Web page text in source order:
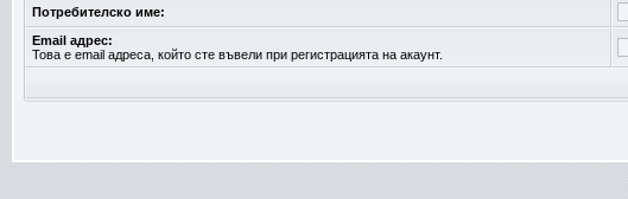
Потребителско име:
Email адрес:
Това е email адреса, който сте въвели при регистрацията на акаунт.